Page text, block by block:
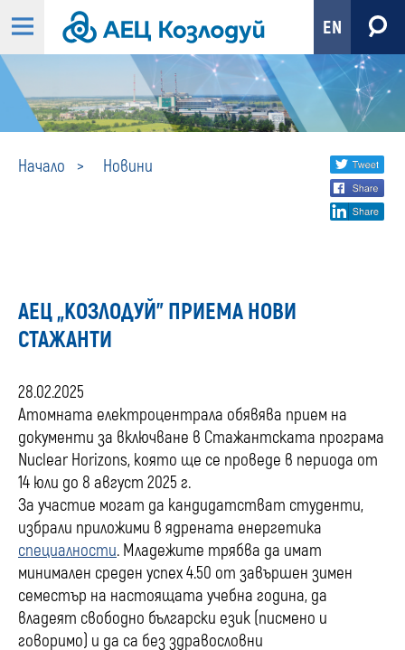
EN
Начало Новини
Share
social
АЕЦ „КОЗЛОДУЙ” ПРИЕМА НОВИ
СТАЖАНТИ
28.02.2025
Атомната електроцентрала обявява прием на
документи за включване в Стажантската програма
Nuclear Horizons, която ще се проведе в периода от
14 юли до 8 август 2025 г.
За участие могат да кандидатстват студенти,
избрали приложими в ядрената енергетика
специалности. Младежите трябва да имат
минимален среден успех 4.50 от завършен зимен
семестър на настоящата учебна година, да
владеят свободно български език (писмено и
говоримо) и да са без здравословни